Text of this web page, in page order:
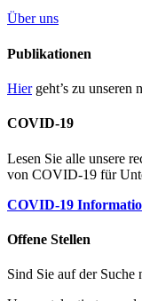
Über uns
Publikationen
Hiergeht’s zu unseren
COVID-19
Lesen Sie alle unsere
von COVID-19 für
COVID-19
Offene Stellen
Sind Sie auf der Suche